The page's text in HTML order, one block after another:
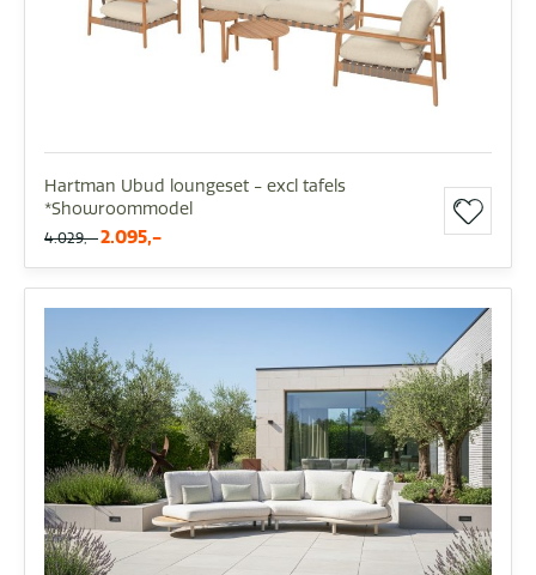
Hartman Ubud loungeset - excl tafels
*Showroommodel
4.029,- 2.095,-